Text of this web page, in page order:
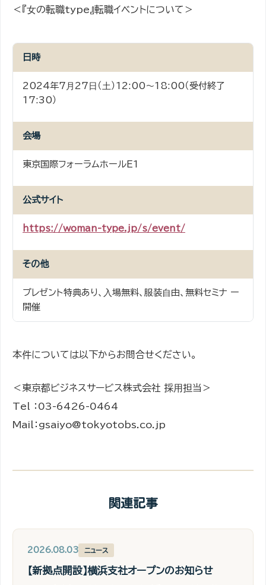
＜『⼥の転職type』転職イベントについて＞
日時
2024年7⽉27⽇（⼟）12:00〜18:00（受付終了
17:30）
会場
東京国際フォーラムホールE1
公式サイト
https://woman-type.jp/s/event/
その他
プレゼント特典あり、⼊場無料、服装⾃由、無料セミナ ー
開催
本件については以下からお問合せください。
＜東京都ビジネスサービス株式会社 採⽤担当＞
Tel ：03-6426-0464
Mail：gsaiyo@tokyotobs.co.jp
関連記事
2026.08.03 ニュース
【新拠点開設】横浜支社オープンのお知らせ